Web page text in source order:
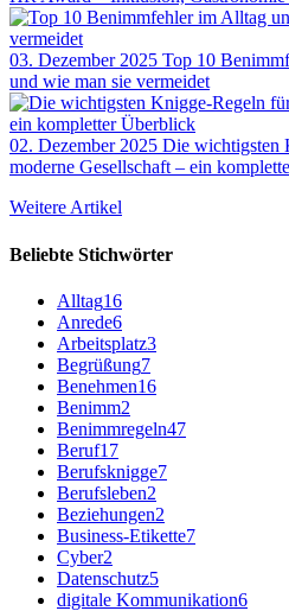
03. Dezember 2025 Top 10
und wie man sie vermeidet
02. Dezember 2025 Die wichtigsten
moderne Gesellschaft – ein
Weitere Artikel
Beliebte Stichwörter
Alltag16
Anrede6
Arbeitsplatz3
Begrüßung7
Benehmen16
Benimm2
Benimmregeln47
Beruf17
Berufsknigge7
Berufsleben2
Beziehungen2
Business-Etikette7
Cyber2
Datenschutz5
digitale Kommunikation6